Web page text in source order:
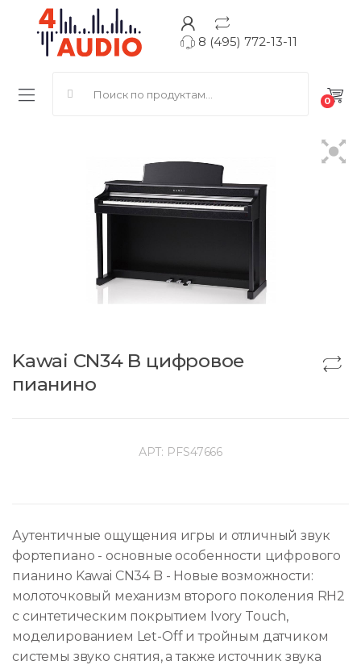
8 (495) 772-13-11
0
Kawai CN34 B цифровое
пианино
АРТ: PFS47666
Аутентичные ощущения игры и отличный звук
фортепиано - основные особенности цифрового
пианино Kawai CN34 B - Новые возможности:
молоточковый механизм второго поколения RH2
с синтетическим покрытием Ivory Touch,
моделированием Let-Off и тройным датчиком
системы звуко снятия, а также источник звука